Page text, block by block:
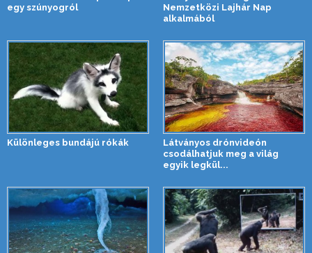
egy szúnyogról
Nemzetközi Lajhár Nap
alkalmából
Különleges bundájú rókák
Látványos drónvideón
csodálhatjuk meg a világ
egyik legkül...